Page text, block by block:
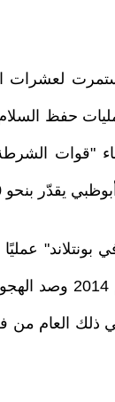
حفظ
"قوات
50 مليون دولار.
ما أسهم في قمع تمرد
قندلا في ذلك